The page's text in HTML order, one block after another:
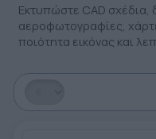
Εκτυπώστε CAD σχέδια,
αεροφωτογραφίες,
ποιότητα εικόνας και